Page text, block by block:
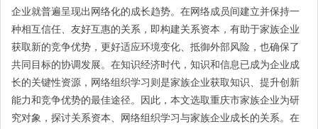
企业就普遍呈现出网络化的成长趋势。在网络成员间建立并保持一
种相互信任、友好互惠的关系，即构建关系资本，有助于家族企业
获取新的竞争优势，更好适应环境变化、抵御外部风险，也确保了
共同目标的协调发展。在知识经济时代，知识和信息已成为企业成
长的关键性资源，网络组织学习则是家族企业获取知识、提升创新
能力和竞争优势的最佳途径。因此，本文选取重庆市家族企业为研
究对象，探讨关系资本、网络组织学习与家族企业成长的关系。在